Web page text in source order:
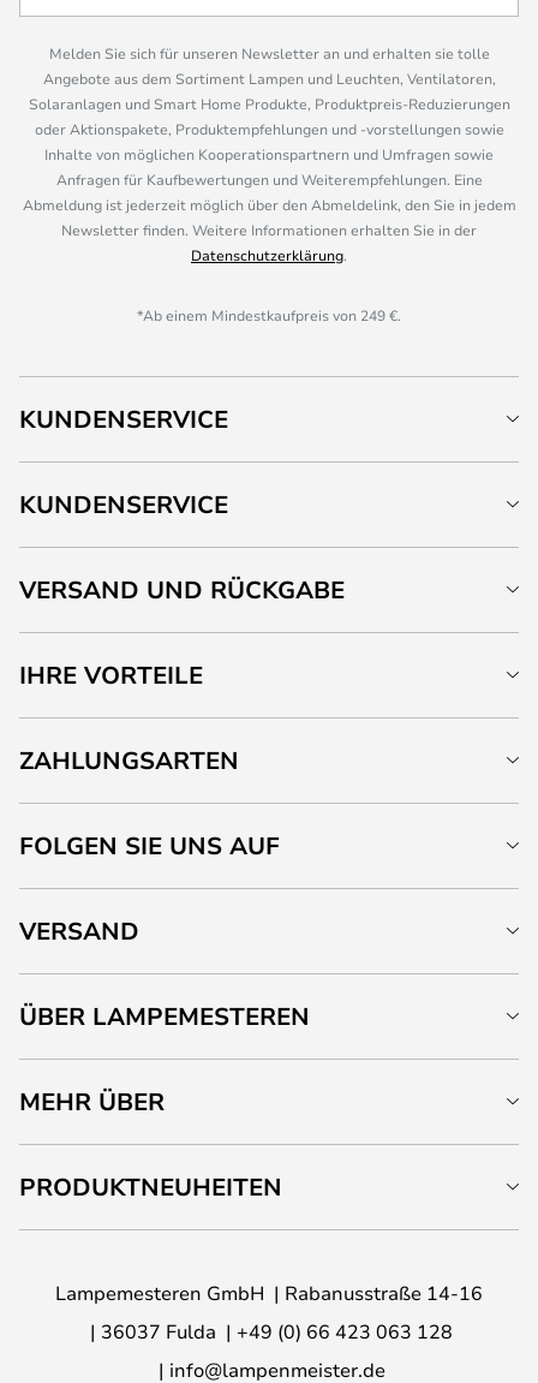
Melden Sie sich für unseren Newsletter an und erhalten sie tolle
Angebote aus dem Sortiment Lampen und Leuchten, Ventilatoren,
Solaranlagen und Smart Home Produkte, Produktpreis-Reduzierungen
oder Aktionspakete, Produktempfehlungen und -vorstellungen sowie
Inhalte von möglichen Kooperationspartnern und Umfragen sowie
Anfragen für Kaufbewertungen und Weiterempfehlungen. Eine
Abmeldung ist jederzeit möglich über den Abmeldelink, den Sie in jedem
Newsletter finden. Weitere Informationen erhalten Sie in der
Datenschutzerklärung.
*Ab einem Mindestkaufpreis von 249 €.
KUNDENSERVICE
KUNDENSERVICE
VERSAND UND RÜCKGABE
IHRE VORTEILE
ZAHLUNGSARTEN
FOLGEN SIE UNS AUF
VERSAND
ÜBER LAMPEMESTEREN
MEHR ÜBER
PRODUKTNEUHEITEN
Lampemesteren GmbH
Rabanusstraße 14-16
36037 Fulda
+49 (0) 66 423 063 128
info@lampenmeister.de